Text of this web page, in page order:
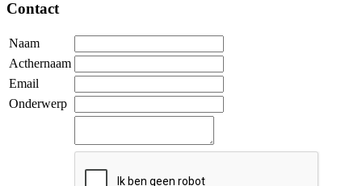
Contact
Naam
Acthernaam
Email
Onderwerp